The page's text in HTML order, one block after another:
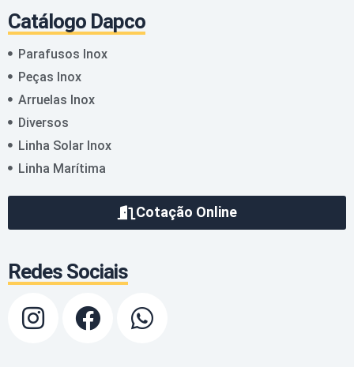
Catálogo Dapco
Parafusos Inox
Peças Inox
Arruelas Inox
Diversos
Linha Solar Inox
Linha Marítima
Cotação Online
Redes Sociais